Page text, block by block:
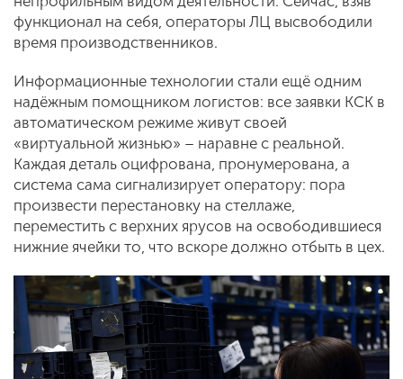
функционал на себя, операторы ЛЦ высвободили
время производственников.
Информационные технологии стали ещё одним
надёжным помощником логистов: все заявки КСК в
автоматическом режиме живут своей
«виртуальной жизнью» – наравне с реальной.
Каждая деталь оцифрована, пронумерована, а
система сама сигнализирует оператору: пора
произвести перестановку на стеллаже,
переместить с верхних ярусов на освободившиеся
нижние ячейки то, что вскоре должно отбыть в цех.